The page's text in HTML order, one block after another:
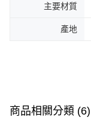
主要材質
產地
商品相關分類 (6)